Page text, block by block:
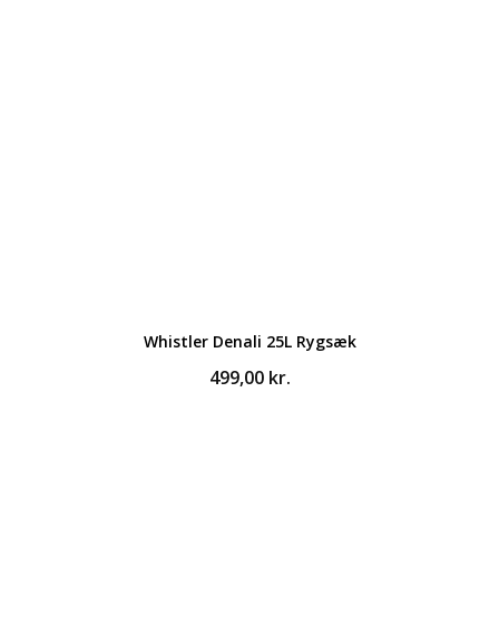
Whistler Denali 25L Rygsæk
499,00 kr.